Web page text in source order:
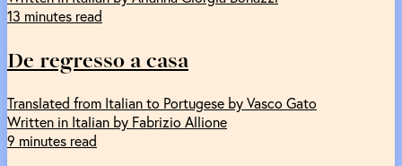
13 minutes read
De regresso a casa
Translated from Italian to Portugese by Vasco Gato
Written in Italian by Fabrizio Allione
9 minutes read